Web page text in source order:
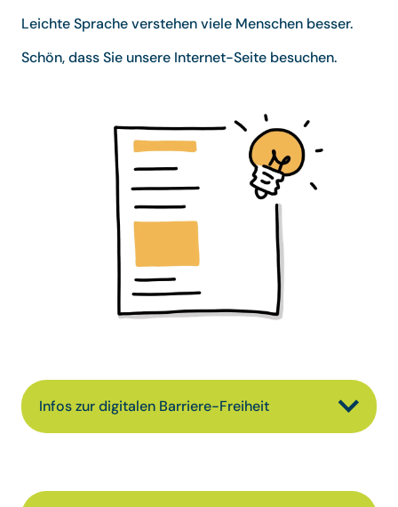
Leichte Sprache verstehen viele Menschen besser.
Schön, dass Sie unsere Internet-Seite besuchen.
Infos zur digitalen Barriere-Freiheit